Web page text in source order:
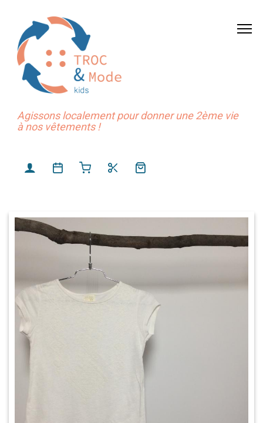
Agissons localement pour donner une 2ème vie
à nos vêtements !